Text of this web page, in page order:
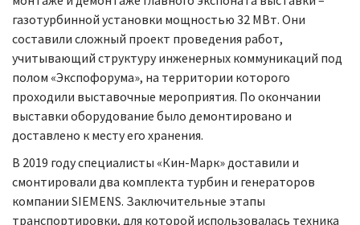
газотурбинной установки мощностью 32 МВт. Они
составили сложный проект проведения работ,
учитывающий структуру инженерных коммуникаций под
полом «Экспофорума», на территории которого
проходили выставочные мероприятия. По окончании
выставки оборудование было демонтировано и
доставлено к месту его хранения.
В 2019 году специалисты «Кин-Марк» доставили и
смонтировали два комплекта турбин и генераторов
компании SIEMENS. Заключительные этапы
транспортировки, для которой использовалась техника